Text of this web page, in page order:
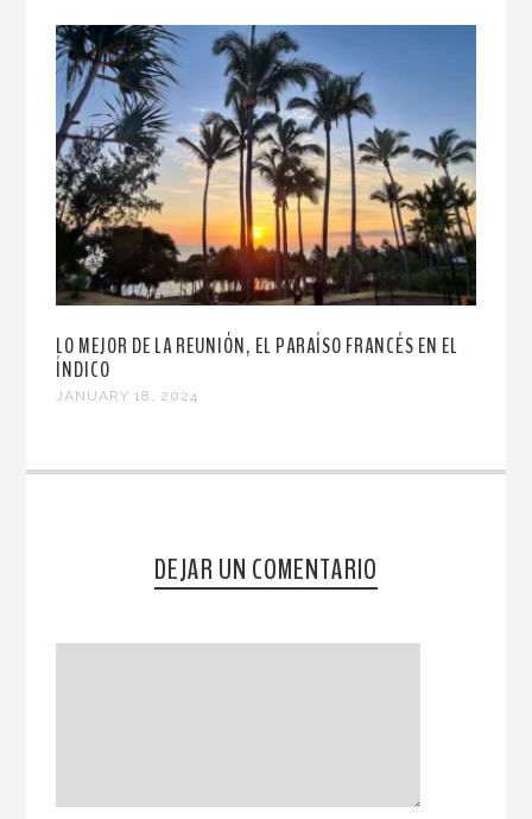
LO MEJOR DE LA REUNIÓN, EL PARAÍSO FRANCÉS EN EL
ÍNDICO
JANUARY 18, 2024
DEJAR UN COMENTARIO